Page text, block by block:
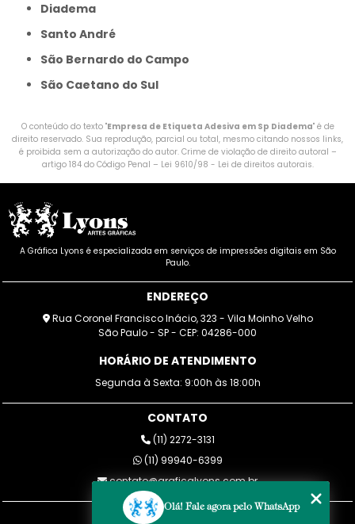
Diadema
Santo André
São Bernardo do Campo
São Caetano do Sul
O conteúdo do texto "Empresa de Etiqueta Adesiva em Sp Diadema" é de
direito reservado. Sua reprodução, parcial ou total, mesmo citando nossos links,
é proibida sem a autorização do autor. Crime de violação de direito autoral –
artigo 184 do Código Penal – Lei 9610/98 - Lei de direitos autorais.
A Gráfica Lyons é especializada em serviços de impressões digitais em São
Paulo.
ENDEREÇO
Rua Coronel Francisco Inácio, 323 - Vila Moinho Velho
São Paulo - SP - CEP: 04286-000
HORÁRIO DE ATENDIMENTO
Segunda à Sexta: 9:00h às 18:00h
CONTATO
(11) 2272-3131
(11) 99940-6399
contato@graficalyons.com.br
MENU
Olá! Fale agora pelo WhatsApp